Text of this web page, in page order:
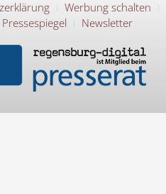
Werbung schalten
Pressespiegel
Newsletter